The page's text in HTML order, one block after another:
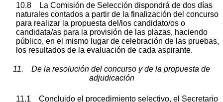
10.8 La Comisión de Selección dispondrá de dos días
naturales contados a partir de la finalización del concurso
para realizar la propuesta del/los candidato/os o
candidata/as para la provisión de las plazas, haciendo
público, en el mismo lugar de celebración de las pruebas,
los resultados de la evaluación de cada aspirante.
11. De la resolución del concurso y de la propuesta de
adjudicación
11.1 Concluido el procedimiento selectivo, el Secretario